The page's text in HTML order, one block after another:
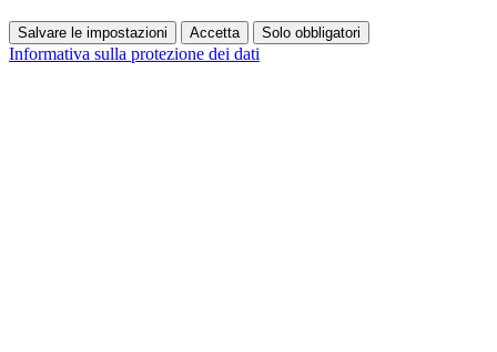
Salvare le impostazioni Accetta Solo obbligatori
Informativa sulla protezione dei dati